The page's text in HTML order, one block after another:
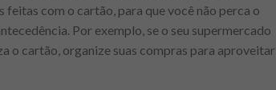
com o cartão, para que você não perca o
Por exemplo, se o seu supermercado
o cartão, organize suas compras para aproveitar